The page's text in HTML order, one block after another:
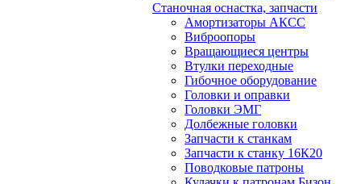
Станочная оснастка, запчасти
Амортизаторы АКСС
Виброопоры
Вращающиеся центры
Втулки переходные
Гибочное оборудование
Головки и оправки
Головки ЭМГ
Долбежные головки
Запчасти к станкам
Запчасти к станку 16К20
Поводковые патроны